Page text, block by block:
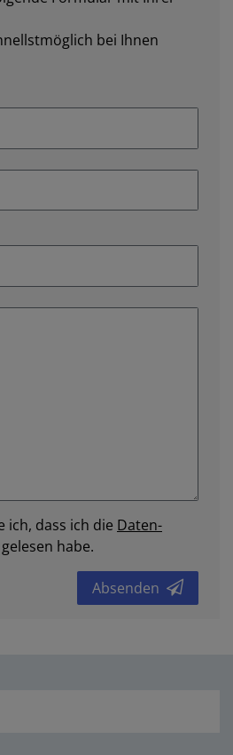
bei Ihnen
ich, dass ich die Daten­
gelesen habe.
Absenden